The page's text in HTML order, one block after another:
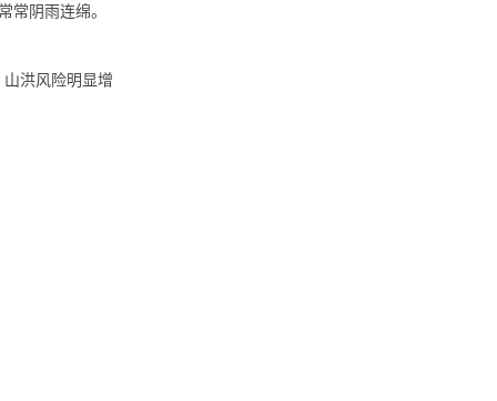
常阴雨连绵。
洪风险明显增